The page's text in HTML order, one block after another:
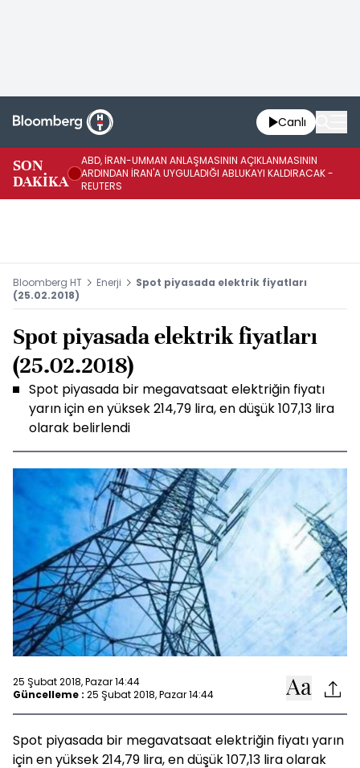
Canlı
SON
DAKİKA
ABD, İRAN-UMMAN ANLAŞMASININ AÇIKLANMASININ
ARDINDAN İRAN'A UYGULADIĞI ABLUKAYI KALDIRACAK -
REUTERS
Bloomberg HT Enerji
Spot piyasada elektrik fiyatları
(25.02.2018)
Spot piyasada elektrik fiyatları
(25.02.2018)
Spot piyasada bir megavatsaat elektriğin fiyatı
yarın için en yüksek 214,79 lira, en düşük 107,13 lira
olarak belirlendi
25 Şubat 2018, Pazar 14:44
Güncelleme : 25 Şubat 2018, Pazar 14:44
Spot piyasada bir megavatsaat elektriğin fiyatı yarın
için en yüksek 214,79 lira, en düşük 107,13 lira olarak